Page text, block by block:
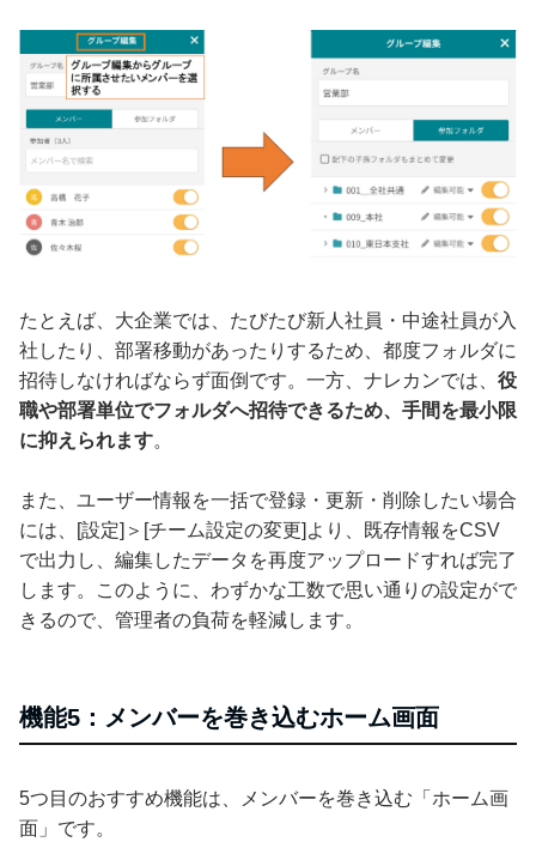
たとえば、大企業では、たびたび新人社員・中途社員が入
社したり、部署移動があったりするため、都度フォルダに
招待しなければならず面倒です。一方、ナレカンでは、 役
職や部署単位でフォルダへ招待できるため、手間を最小限
に抑えられます。
また、ユーザー情報を一括で登録・更新・削除したい場合
には、[設定]＞[チーム設定の変更]より、既存情報をCSV
で出力し、編集したデータを再度アップロードすれば完了
します。このように、わずかな工数で思い通りの設定がで
きるので、管理者の負荷を軽減します。
機能5：メンバーを巻き込むホーム画面
5つ目のおすすめ機能は、メンバーを巻き込む「ホーム画
面」です。